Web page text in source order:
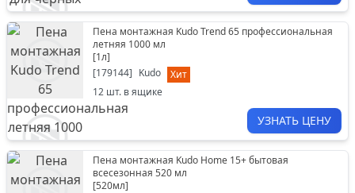
Пена монтажная Kudo Trend 65 профессиональная
летняя 1000 мл
[1л]
[179144] Kudo
Хит
12 шт. в ящике
УЗНАТЬ ЦЕНУ
Пена монтажная Kudo Home 15+ бытовая
всесезонная 520 мл
[520мл]